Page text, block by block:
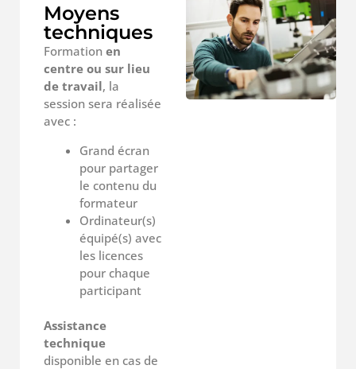
Moyens
techniques
Formation en
centre ou sur lieu
de travail, la
session sera réalisée
avec :
Grand écran
pour partager
le contenu du
formateur
Ordinateur(s)
équipé(s) avec
les licences
pour chaque
participant
Assistance
technique
disponible en cas de